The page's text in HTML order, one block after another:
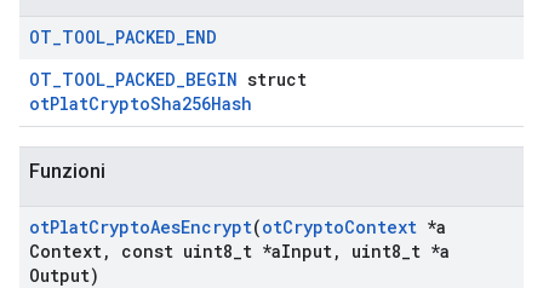
OT_TOOL_PACKED_END
OT_TOOL_PACKED_BEGIN struct
otPlatCryptoSha256Hash
Funzioni
otPlatCryptoAesEncrypt(otCryptoContext *a
Context, const uint8 t *aInput, uint8 t *a
Output)